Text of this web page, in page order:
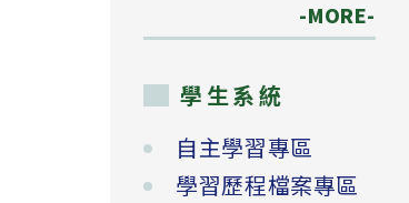
-MORE-
學生系統
自主學習專區
學習歷程檔案專區